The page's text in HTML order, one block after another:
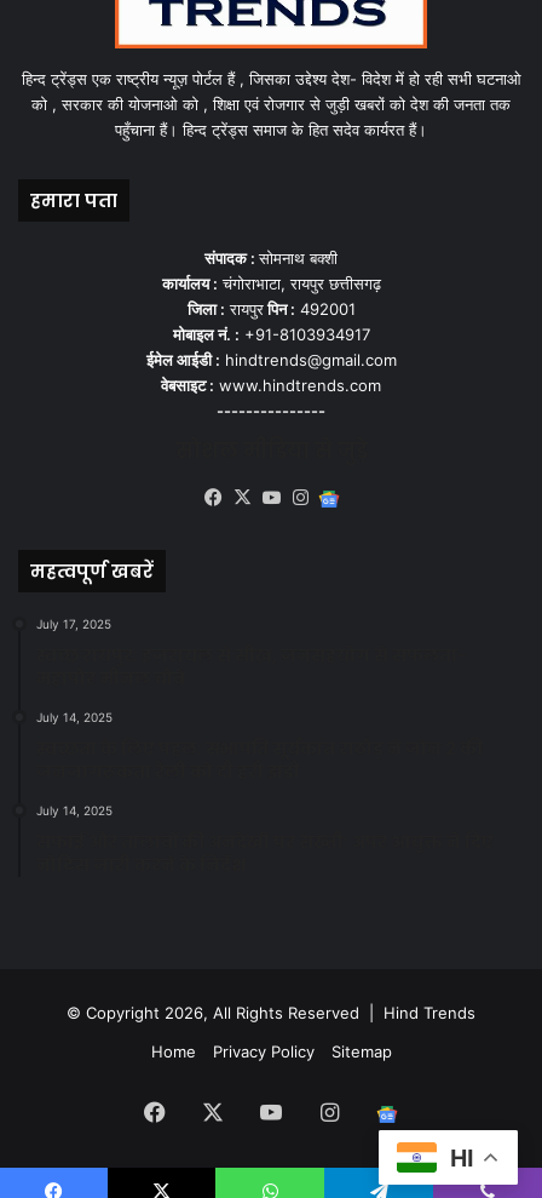
हिन्द ट्रेंड्स एक राष्ट्रीय न्यूज़ पोर्टल हैं , जिसका उद्देश्य देश- विदेश में हो रही सभी घटनाओ
को , सरकार की योजनाओ को , शिक्षा एवं रोजगार से जुड़ी खबरों को देश की जनता तक
पहुँचाना हैं। हिन्द ट्रेंड्स समाज के हित सदेव कार्यरत हैं।
हमारा पता
संपादक :सोमनाथ बक्शी
कार्यालय : चंगोराभाटा, रायपुर छत्तीसगढ़
जिला : रायपुरपिन : 492001
मोबाइल नं. : +91-8103934917
ईमेल आईडी : hindtrends@gmail.com
वेबसाइट : www.hindtrends.com
---------------
Facebook
X YouTubeInstagram
महत्वपूर्ण खबरें
July 17, 2025
July 14, 2025
July 14, 2025
© Copyright 2026, All Rights Reserved | Hind Trends
Home
Privacy Policy Sitemap
Facebook YouTubeInstagram
News
HI